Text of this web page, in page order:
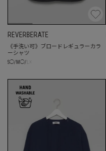
REVERBERATE
《手洗い可》ブロードレギュラーカラ
ーシャツ
S◯/ M ◯/